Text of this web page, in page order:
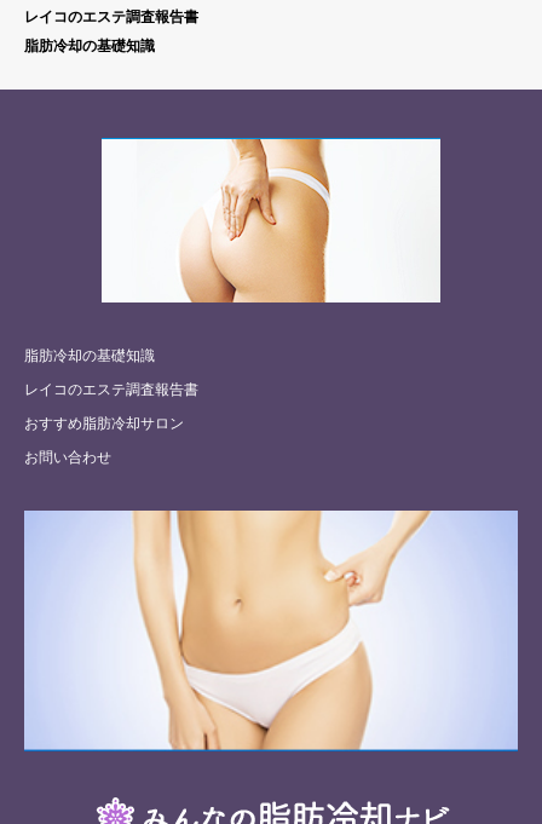
レイコのエステ調査報告書
脂肪冷却の基礎知識
脂肪冷却の基礎知識
レイコのエステ調査報告書
おすすめ脂肪冷却サロン
お問い合わせ